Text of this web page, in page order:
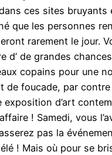
ces sites bruyants
que les personnes
rarement le jour.
d’ de grandes
copains pour une
de foucade, par
exposition d’art
! Samedi, vous
pas la
! Mais où pour se